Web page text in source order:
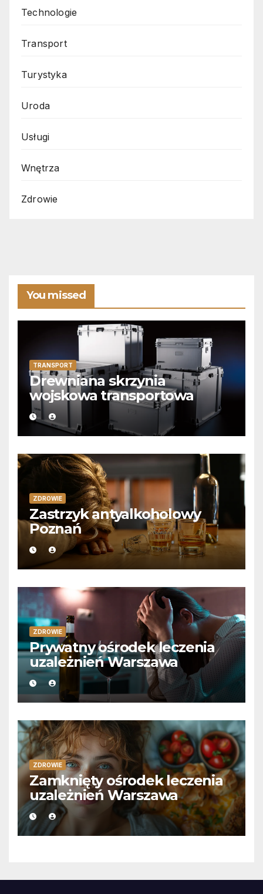
Technologie
Transport
Turystyka
Uroda
Usługi
Wnętrza
Zdrowie
You missed
TRANSPORT
Drewniana skrzynia
wojskowa transportowa
ZDROWIE
Zastrzyk antyalkoholowy
Poznań
ZDROWIE
Prywatny ośrodek leczenia
uzależnień Warszawa
ZDROWIE
Zamknięty ośrodek leczenia
uzależnień Warszawa